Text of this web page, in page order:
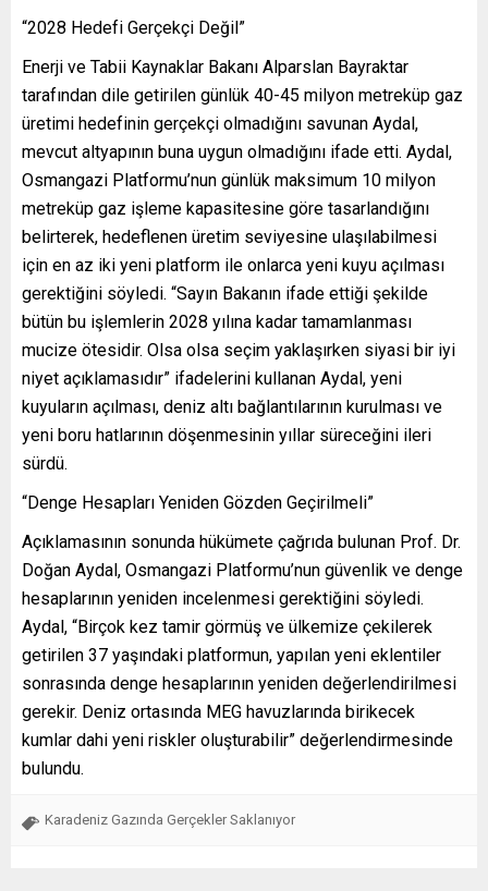
“2028 Hedefi Gerçekçi Değil”
Enerji ve Tabii Kaynaklar Bakanı Alparslan Bayraktar
tarafından dile getirilen günlük 40-45 milyon metreküp gaz
üretimi hedefinin gerçekçi olmadığını savunan Aydal,
mevcut altyapının buna uygun olmadığını ifade etti. Aydal,
Osmangazi Platformu’nun günlük maksimum 10 milyon
metreküp gaz işleme kapasitesine göre tasarlandığını
belirterek, hedeflenen üretim seviyesine ulaşılabilmesi
için en az iki yeni platform ile onlarca yeni kuyu açılması
gerektiğini söyledi. “Sayın Bakanın ifade ettiği şekilde
bütün bu işlemlerin 2028 yılına kadar tamamlanması
mucize ötesidir. Olsa olsa seçim yaklaşırken siyasi bir iyi
niyet açıklamasıdır” ifadelerini kullanan Aydal, yeni
kuyuların açılması, deniz altı bağlantılarının kurulması ve
yeni boru hatlarının döşenmesinin yıllar süreceğini ileri
sürdü.
“Denge Hesapları Yeniden Gözden Geçirilmeli”
Açıklamasının sonunda hükümete çağrıda bulunan Prof. Dr.
Doğan Aydal, Osmangazi Platformu’nun güvenlik ve denge
hesaplarının yeniden incelenmesi gerektiğini söyledi.
Aydal, “Birçok kez tamir görmüş ve ülkemize çekilerek
getirilen 37 yaşındaki platformun, yapılan yeni eklentiler
sonrasında denge hesaplarının yeniden değerlendirilmesi
gerekir. Deniz ortasında MEG havuzlarında birikecek
kumlar dahi yeni riskler oluşturabilir” değerlendirmesinde
bulundu.
Karadeniz Gazında Gerçekler Saklanıyor